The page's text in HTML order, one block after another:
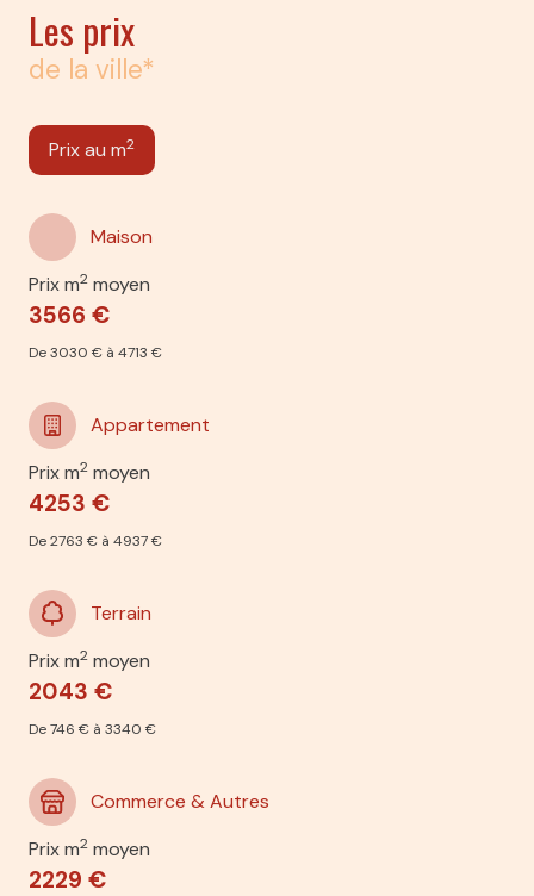
Les prix
de la ville*
Prix au m2
Maison
Prix m2 moyen
3566 €
De 3030 € à 4713 €
Appartement
Prix m2 moyen
4253 €
De 2763 € à 4937 €
Terrain
Prix m2 moyen
2043 €
De 746 € à 3340 €
Commerce & Autres
Prix m2 moyen
2229 €